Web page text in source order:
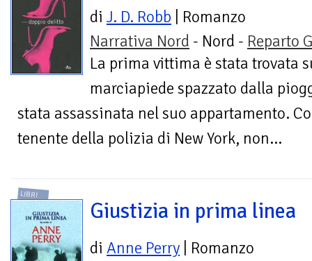
di J. D. Robb | Romanzo
Narrativa Nord - Nord - Reparto
La prima vittima è stata trovata
marciapiede spazzato dalla
stata assassinata nel suo appartamento.
tenente della polizia di New York, non...
LIBRI
Giustizia in prima linea
di Anne Perry | Romanzo